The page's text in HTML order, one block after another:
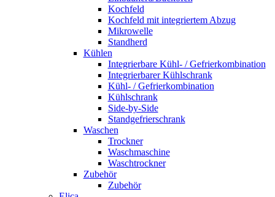
Kochfeld
Kochfeld mit integriertem Abzug
Mikrowelle
Standherd
Kühlen
Integrierbare Kühl- / Gefrierkombination
Integrierbarer Kühlschrank
Kühl- / Gefrierkombination
Kühlschrank
Side-by-Side
Standgefrierschrank
Waschen
Trockner
Waschmaschine
Waschtrockner
Zubehör
Zubehör